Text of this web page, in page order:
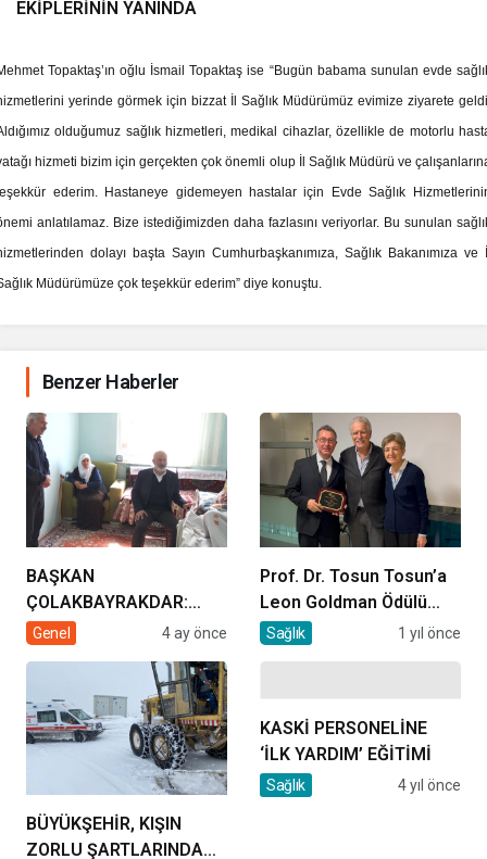
EKİPLERİNİN YANINDA
Topaktaş’ın oğlu İsmail Topaktaş ise “Bugün babama sunulan evde
yerinde görmek için bizzat İl Sağlık Müdürümüz evimize ziyarete
olduğumuz sağlık hizmetleri, medikal cihazlar, özellikle de motorlu
hizmeti bizim için gerçekten çok önemli olup İl Sağlık Müdürü ve
ederim. Hastaneye gidemeyen hastalar için Evde Sağlık
anlatılamaz. Bize istediğimizden daha fazlasını veriyorlar. Bu sunulan
dolayı başta Sayın Cumhurbaşkanımıza, Sağlık Bakanımıza ve
Müdürümüze çok teşekkür ederim” diye konuştu.
Benzer Haberler
BAŞKAN
ÇOLAKBAYRAKDAR:
“EVDE SAĞLIK
DOKUNUYORUZ”
Genel 4 ay önce
Prof. Dr. Tosun Tosun’a
Leon Goldman Ödülü
verildi
Sağlık 1 yıl önce
BÜYÜKŞEHİR, KIŞIN
ZORLU ŞARTLARINDA
KASKİ PERSONELİNE
‘İLK YARDIM’ EĞİTİMİ
Sağlık 4 yıl önce